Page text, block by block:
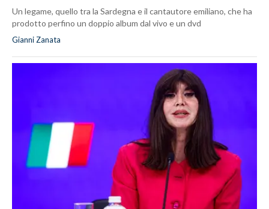
Un legame, quello tra la Sardegna e il cantautore emiliano, che ha
prodotto perfino un doppio album dal vivo e un dvd
Gianni Zanata